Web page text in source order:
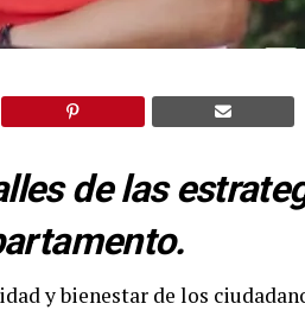
de las
y bienestar de los